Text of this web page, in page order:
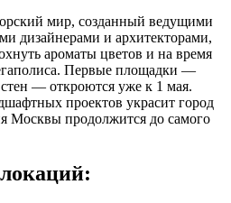
мир, созданный ведущими
дизайнерами и архитекторами,
ароматы цветов и на время
Первые площадки —
— откроются уже к 1 мая.
проектов украсит город
Москвы продолжится до самого